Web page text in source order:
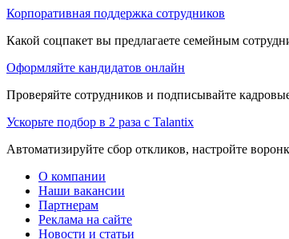
Корпоративная поддержка сотрудников
Какой соцпакет вы предлагаете семейным
Оформляйте кандидатов онлайн
Проверяйте сотрудников и подписывайте
Ускорьте подбор в 2 раза с Talantix
Автоматизируйте сбор откликов, настройте
О компании
Наши вакансии
Партнерам
Реклама на сайте
Новости и статьи